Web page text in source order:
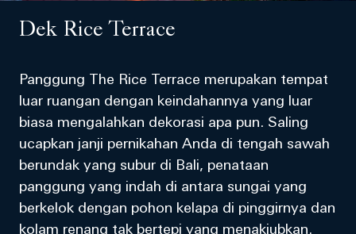
Dek Rice Terrace
Panggung The Rice Terrace merupakan tempat
luar ruangan dengan keindahannya yang luar
biasa mengalahkan dekorasi apa pun. Saling
ucapkan janji pernikahan Anda di tengah sawah
berundak yang subur di Bali, penataan
panggung yang indah di antara sungai yang
berkelok dengan pohon kelapa di pinggirnya dan
kolam renang tak bertepi yang menakjubkan.